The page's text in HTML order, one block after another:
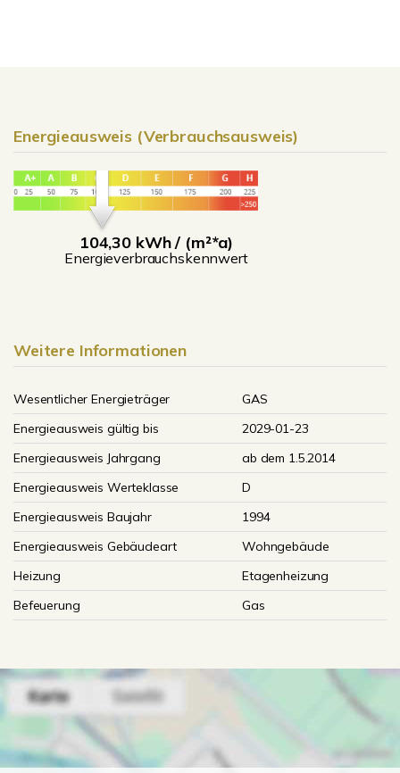
Energieausweis (Verbrauchsausweis)
104,30 kWh / (m²*a)
Energieverbrauchskennwert
Weitere Informationen
Wesentlicher Energieträger
GAS
Energieausweis gültig bis
2029-01-23
Energieausweis Jahrgang
ab dem 1.5.2014
Energieausweis Werteklasse
D
Energieausweis Baujahr
1994
Energieausweis Gebäudeart
Wohngebäude
Heizung
Etagenheizung
Befeuerung
Gas